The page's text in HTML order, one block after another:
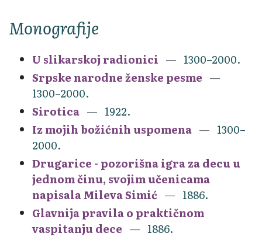
Monografije
U slikarskoj radionici
1300–2000.
Srpske narodne ženske pesme
1300–2000.
Sirotica
1922.
Iz mojih božićnih uspomena
1300–
2000.
Drugarice - pozorišna igra za decu u
jednom činu, svojim učenicama
napisala Mileva Simić
1886.
Glavnija pravila o praktičnom
vaspitanju dece
1886.